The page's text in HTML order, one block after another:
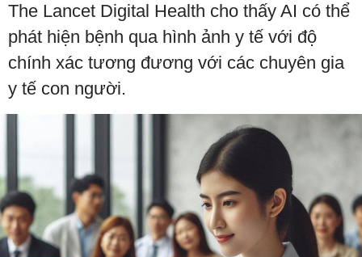
The Lancet Digital Health cho thấy AI có thể
phát hiện bệnh qua hình ảnh y tế với độ
chính xác tương đương với các chuyên gia
y tế con người.